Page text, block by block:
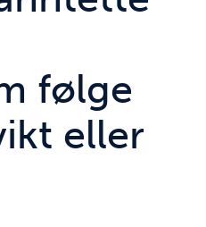
følge
eller